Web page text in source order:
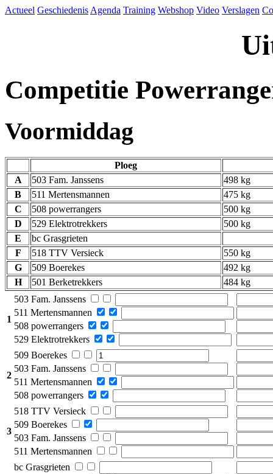
Actueel Geschiedenis Agenda Training Webshop Video Verslagen
Competitie
Voormiddag
Ploeg
A
503 Fam. Janssens
498 kg
B
511 Mertensmannen
475 kg
C
508 powerrangers
500 kg
D
529 Elektrotrekkers
500 kg
E
bc Grasgrieten
F
518 TTV Versieck
550 kg
G
509 Boerekes
492 kg
H
501 Berketrekkers 484 kg
1
503 Fam. Janssens
511 Mertensmannen
508 powerrangers
529 Elektrotrekkers
2
509 Boerekes
503 Fam. Janssens
511 Mertensmannen
508 powerrangers
3
518 TTV Versieck
509 Boerekes
503 Fam. Janssens
511 Mertensmannen
bc Grasgrieten